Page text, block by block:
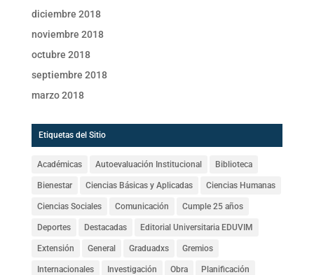
diciembre 2018
noviembre 2018
octubre 2018
septiembre 2018
marzo 2018
Etiquetas del Sitio
Académicas Autoevaluación Institucional Biblioteca
Bienestar Ciencias Básicas y Aplicadas Ciencias Humanas
Ciencias Sociales Comunicación Cumple 25 años
Deportes Destacadas Editorial Universitaria EDUVIM
Extensión General Graduadxs Gremios
Internacionales Investigación Obra Planificación